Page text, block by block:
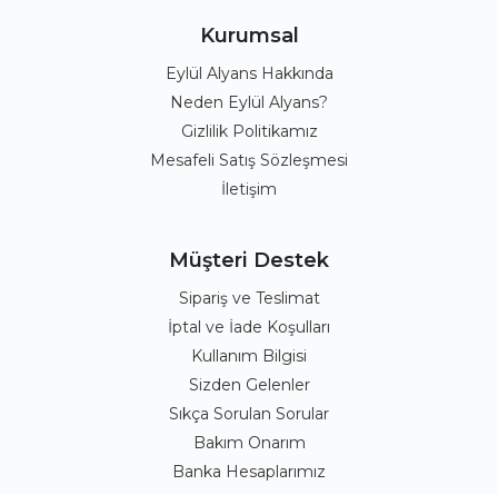
Kurumsal
Eylül Alyans Hakkında
Neden Eylül Alyans?
Gizlilik Politikamız
Mesafeli Satış Sözleşmesi
İletişim
Müşteri Destek
Sipariş ve Teslimat
İptal ve İade Koşulları
Kullanım Bilgisi
Sizden Gelenler
Sıkça Sorulan Sorular
Bakım Onarım
Banka Hesaplarımız